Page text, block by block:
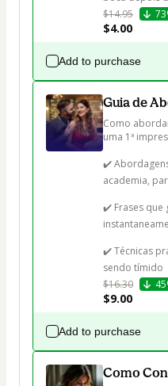
$14.95
$4.00
Add to purchase
Guia de
Como
uma 1ª
✔️
academia,
✔️ Frases que
✔️ Técnicas
sendo tímido
$16.30
$9.00
Add to purchase
Como